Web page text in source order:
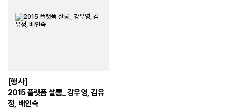
[행사]
2015 플랫폼 살롱_ 강우영, 김유
정, 배인숙